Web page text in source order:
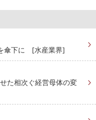
傘下に [水産業界]
た相次ぐ経営母体の変